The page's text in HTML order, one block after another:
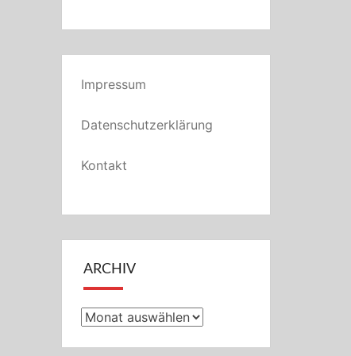
Impressum
Datenschutzerklärung
Kontakt
ARCHIV
Archiv